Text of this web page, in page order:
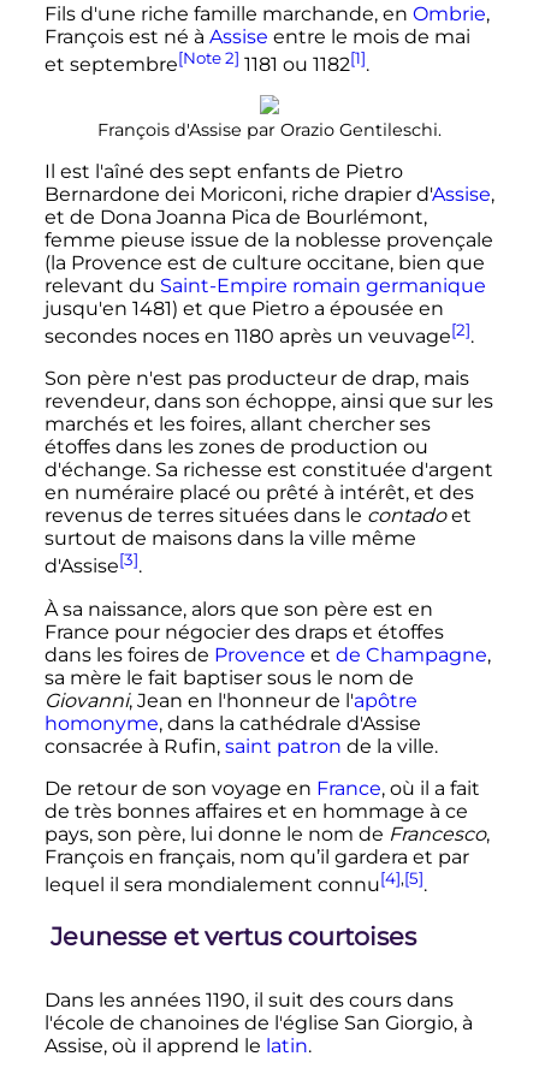
Fils d'une riche famille marchande, en Ombrie,
François est né à Assise entre le mois de mai
et septembre[Note 2] 1181 ou 1182[1].
François d'Assise par Orazio Gentileschi.
Il est l'aîné des sept enfants de Pietro
Bernardone dei Moriconi, riche drapier d'Assise,
et de Dona Joanna Pica de Bourlémont,
femme pieuse issue de la noblesse provençale
(la Provence est de culture occitane, bien que
relevant du Saint-Empire romain germanique
jusqu'en 1481) et que Pietro a épousée en
secondes noces en 1180 après un veuvage[2].
Son père n'est pas producteur de drap, mais
revendeur, dans son échoppe, ainsi que sur les
marchés et les foires, allant chercher ses
étoffes dans les zones de production ou
d'échange. Sa richesse est constituée d'argent
en numéraire placé ou prêté à intérêt, et des
revenus de terres situées dans le contadoet
surtout de maisons dans la ville même
d'Assise[3].
À sa naissance, alors que son père est en
France pour négocier des draps et étoffes
dans les foires de Provence et de Champagne,
sa mère le fait baptiser sous le nom de
Giovanni, Jean en l'honneur de l'apôtre
homonyme, dans la cathédrale d'Assise
consacrée à Rufin, saint patron de la ville.
De retour de son voyage en France, où il a fait
de très bonnes affaires et en hommage à ce
pays, son père, lui donne le nom de Francesco,
François en français, nom qu’il gardera et par
lequel il sera mondialement connu[4],[5].
Jeunesse et vertus courtoises
Dans les années 1190, il suit des cours dans
l'école de chanoines de l'église San Giorgio, à
Assise, où il apprend le latin.